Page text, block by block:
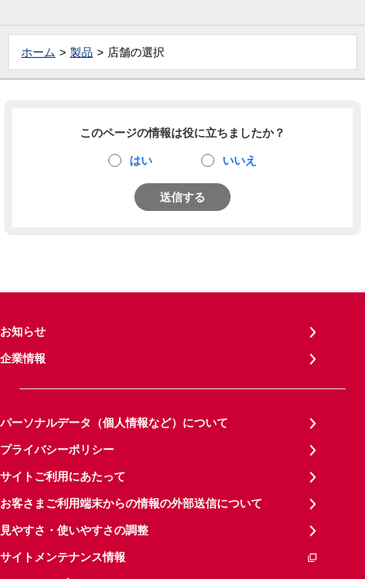
ホーム 製品 店舗の選択
このページの情報は役に立ちましたか？
はい いいえ
送信する
お知らせ
企業情報
パーソナルデータ（個人情報など）について
プライバシーポリシー
サイトご利用にあたって
お客さまご利用端末からの情報の外部送信について
見やすさ・使いやすさの調整
サイトメンテナンス情報